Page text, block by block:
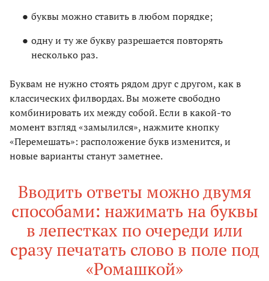
буквы можно ставить в любом порядке;
одну и ту же букву разрешается повторять
несколько раз.
Буквам не нужно стоять рядом друг с другом, как в
классических филвордах. Вы можете свободно
комбинировать их между собой. Если в какой-то
момент взгляд «замылился», нажмите кнопку
«Перемешать»: расположение букв изменится, и
новые варианты станут заметнее.
Вводить ответы можно двумя
способами: нажимать на буквы
в лепестках по очереди или
сразу печатать слово в поле под
«Ромашкой»